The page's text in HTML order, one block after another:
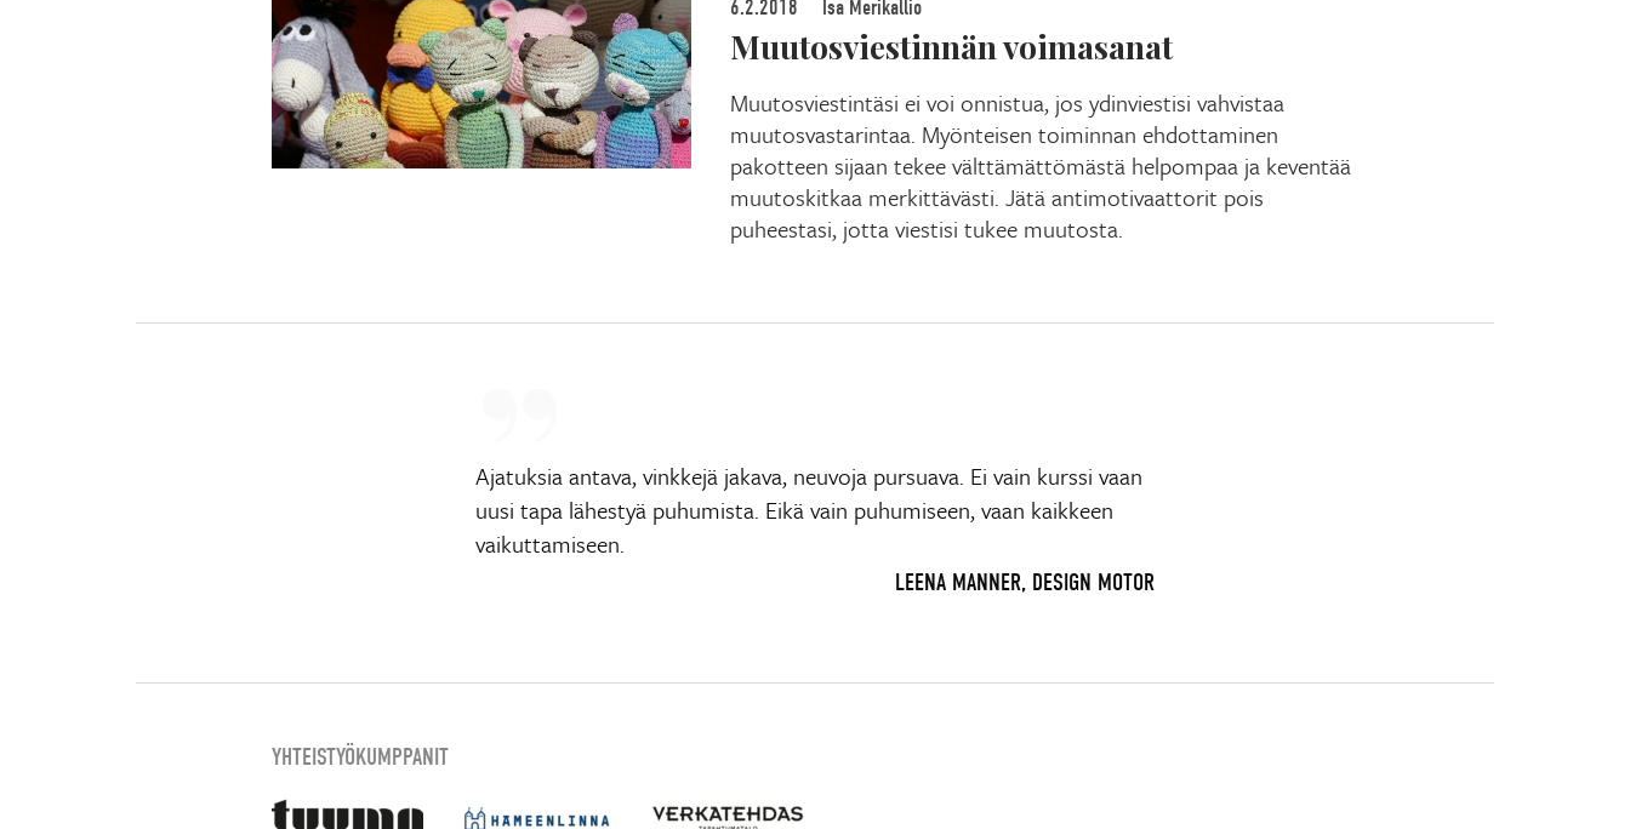
6.2.2018 Isa Merikallio
Muutosviestinnän voimasanat
Muutosviestintäsi ei voi onnistua, jos ydinviestisi vahvistaa
muutosvastarintaa. Myönteisen toiminnan ehdottaminen
pakotteen sijaan tekee välttämättömästä helpompaa ja keventää
muutoskitkaa merkittävästi. Jätä antimotivaattorit pois
puheestasi, jotta viestisi tukee muutosta.
Ajatuksia antava, vinkkejä jakava, neuvoja pursuava. Ei vain kurssi vaan
uusi tapa lähestyä puhumista. Eikä vain puhumiseen, vaan kaikkeen
vaikuttamiseen.
LEENA MANNER, DESIGN MOTOR
YHTEISTYÖKUMPPANIT